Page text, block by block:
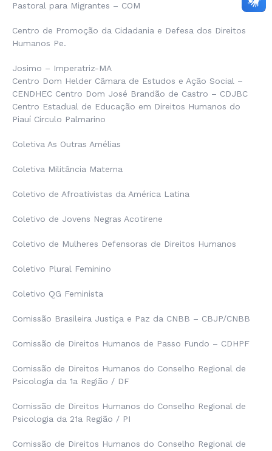
Pastoral para Migrantes – COM
Centro de Promoção da Cidadania e Defesa dos Direitos
Humanos Pe.
Josimo – Imperatriz-MA
Centro Dom Helder Câmara de Estudos e Ação Social –
CENDHEC Centro Dom José Brandão de Castro – CDJBC
Centro Estadual de Educação em Direitos Humanos do
Piauí Circulo Palmarino
Coletiva As Outras Amélias
Coletiva Militância Materna
Coletivo de Afroativistas da América Latina
Coletivo de Jovens Negras Acotirene
Coletivo de Mulheres Defensoras de Direitos Humanos
Coletivo Plural Feminino
Coletivo QG Feminista
Comissão Brasileira Justiça e Paz da CNBB – CBJP/CNBB
Comissão de Direitos Humanos de Passo Fundo – CDHPF
Comissão de Direitos Humanos do Conselho Regional de
Psicologia da 1a Região / DF
Comissão de Direitos Humanos do Conselho Regional de
Psicologia da 21a Região / PI
Comissão de Direitos Humanos do Conselho Regional de